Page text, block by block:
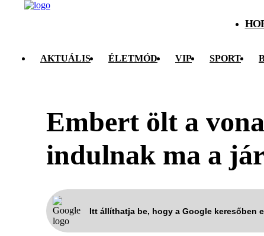
AKTUÁLIS ÉLETMÓD VIP SPORT
Embert ölt a
indulnak ma a
Itt állíthatja be, hogy a Google keresőben